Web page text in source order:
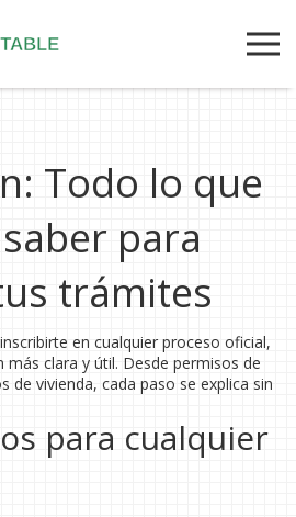
Todo lo que
para
trámites
en cualquier proceso oficial,
clara y útil. Desde permisos de
de vivienda, cada paso se explica sin
para cualquier